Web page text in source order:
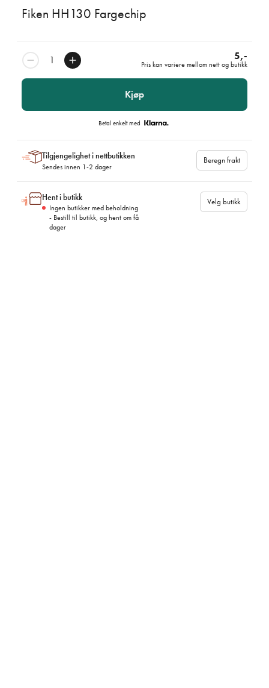
Fiken HH130 Fargechip
5,-
Pris kan variere mellom nett og butikk
Kjøp
Betal enkelt med
Tilgjengelighet i nettbutikken
Sendes innen 1-2 dager
Beregn frakt
Hent i butikk
Ingen butikker med beholdning
- Bestill til butikk, og hent om få
dager
Velg butikk